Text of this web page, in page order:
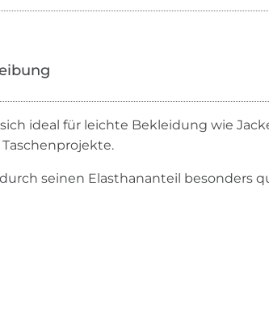
ideal für leichte Bekleidung wie
seinen Elasthananteil besonders